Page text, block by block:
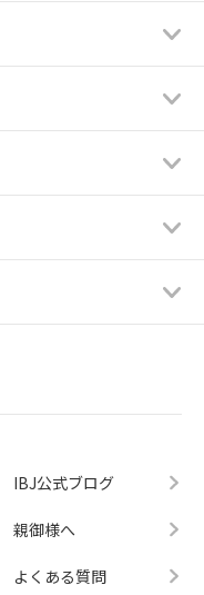
IBJ公式ブログ
親御様へ
よくある質問